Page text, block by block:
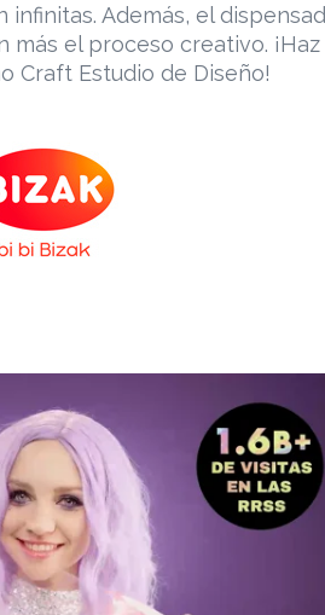
Además, el
el proceso creativo. ¡Haz
Craft Estudio de Diseño!